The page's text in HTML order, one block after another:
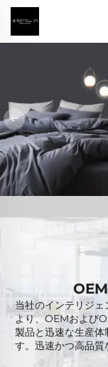
当社のインテリジ
より、OEMおよび
製品と迅速な生産体
す。迅速かつ高品